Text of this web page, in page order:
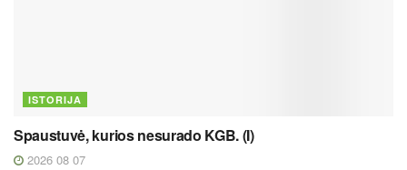
ISTORIJA
Spaustuvė, kurios nesurado KGB. (I)
2026 08 07